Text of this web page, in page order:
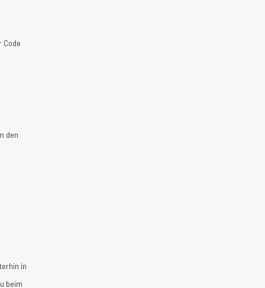
Code
den
in
beim